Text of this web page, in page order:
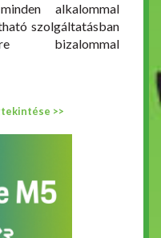
alkalommal
szolgáltatásban
bizalommal
>>